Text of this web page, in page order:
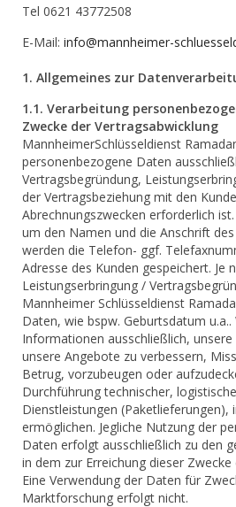
Tel 0621 43772508
E-Mail: info@mannheimer-
1. Allgemeines zur
1.1. Verarbeitung
Zwecke der Vertragsabwicklung
MannheimerSchlüsseldienst
personenbezogene Daten
Vertragsbegründung,
der Vertragsbeziehung mit den
Abrechnungszwecken erforderlich
um den Namen und die Anschrift
werden die Telefon- ggf.
Adresse des Kunden gespeichert. Je
Leistungserbringung /
Mannheimer Schlüsseldienst
Daten, wie bspw. Geburtsdatum
Informationen ausschließlich,
unsere Angebote zu verbessern,
Betrug, vorzubeugen oder
Durchführung technischer,
Dienstleistungen (Paketlieferungen),
ermöglichen. Jegliche Nutzung der
Daten erfolgt ausschließlich zu den
in dem zur Erreichung dieser
Eine Verwendung der Daten für
Marktforschung erfolgt nicht.